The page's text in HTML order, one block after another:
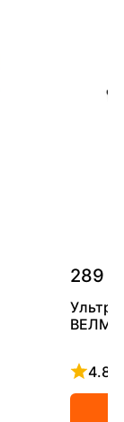
289
4.8